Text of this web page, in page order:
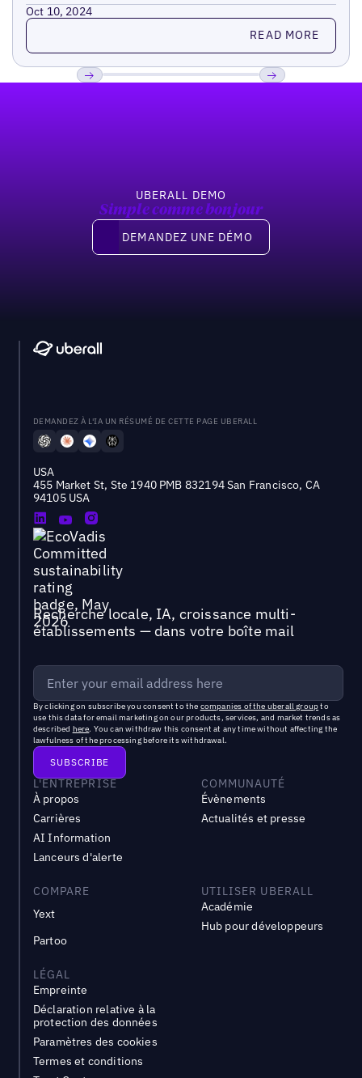
Oct 10, 2024
Read more READ MORE
UBERALL DEMO
Simple comme bonjour
Demandez une démo
DEMANDEZ UNE DÉMO
DEMANDEZ À L'IA UN RÉSUMÉ DE CETTE PAGE UBERALL
USA
455 Market St, Ste 1940 PMB 832194 San Francisco, CA
94105 USA
Recherche locale, IA, croissance multi-
établissements — dans votre boîte mail
By clicking on subscribe you consent to the companies of the uberall groupto
use this data for email marketing on our products, services, and market trends as
described here. You can withdraw this consent at any time without affecting the
lawfulness of the processing before its withdrawal.
L'ENTREPRISE
À propos
Carrières
AI Information
Lanceurs d'alerte
COMMUNAUTÉ
Évènements
Actualités et presse
COMPARE
Yext
Partoo
UTILISER UBERALL
Académie
Hub pour développeurs
LÉGAL
Empreinte
Déclaration relative à la
protection des données
Paramètres des cookies
Termes et conditions